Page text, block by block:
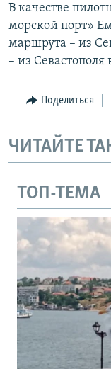
В качестве
морской порт»
маршрута – из
– из
Поделиться
ЧИТАЙТЕ
ТОП-ТЕМА